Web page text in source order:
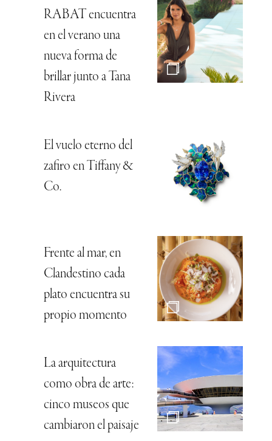
RABAT encuentra
en el verano una
nueva forma de
brillar junto a Tana
Rivera
El vuelo eterno del
zafiro en Tiffany &
Co.
Frente al mar, en
Clandestino cada
plato encuentra su
propio momento
La arquitectura
como obra de arte:
cinco museos que
cambiaron el paisaje